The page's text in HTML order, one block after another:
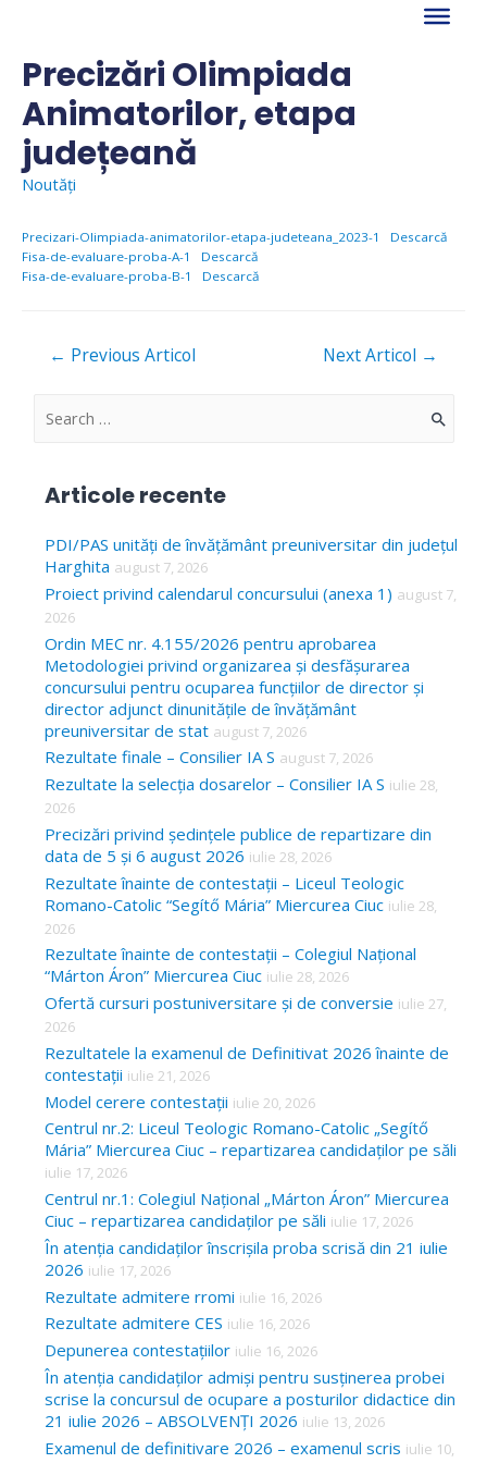
contentPrecizări Olimpiada
Animatorilor, etapa
județeană
Noutăți
Precizari-Olimpiada-animatorilor-etapa-judeteana_2023-1
Descarcă
Fisa-de-evaluare-proba-A-1
Descarcă
Fisa-de-evaluare-proba-B-1
Descarcă
Navigare
← Previous Articol Next Articol →
S
c
h
f
o
r
Articole recente
PDI/PAS unități de învățământ preuniversitar din județul
Harghita august 7, 2026
Proiect privind calendarul concursului (anexa 1) august 7,
2026
Ordin MEC nr. 4.155/2026 pentru aprobarea
Metodologiei privind organizarea și desfășurarea
concursului pentru ocuparea funcțiilor de director și
director adjunct dinunitățile de învățământ
preuniversitar de stat august 7, 2026
Rezultate finale – Consilier IA S august 7, 2026
Rezultate la selecția dosarelor – Consilier IA S iulie 28,
2026
Precizări privind ședințele publice de repartizare din
data de 5 și 6 august 2026 iulie 28, 2026
Rezultate înainte de contestații – Liceul Teologic
Romano-Catolic “Segítő Mária” Miercurea Ciuc iulie 28,
2026
Rezultate înainte de contestații – Colegiul Național
“Márton Áron” Miercurea Ciuc iulie 28, 2026
Ofertă cursuri postuniversitare și de conversie iulie 27,
2026
Rezultatele la examenul de Definitivat 2026 înainte de
contestații iulie 21, 2026
Model cerere contestații iulie 20, 2026
Centrul nr.2: Liceul Teologic Romano-Catolic „Segítő
Mária” Miercurea Ciuc – repartizarea candidaților pe săli
iulie 17, 2026
Centrul nr.1: Colegiul Național „Márton Áron” Miercurea
Ciuc – repartizarea candidaților pe săli iulie 17, 2026
În atenția candidaților înscrișila proba scrisă din 21 iulie
2026 iulie 17, 2026
Rezultate admitere rromi iulie 16, 2026
Rezultate admitere CES iulie 16, 2026
Depunerea contestațiilor iulie 16, 2026
În atenția candidaților admiși pentru susținerea probei
scrise la concursul de ocupare a posturilor didactice din
21 iulie 2026 – ABSOLVENȚI 2026 iulie 13, 2026
Examenul de definitivare 2026 – examenul scris iulie 10,